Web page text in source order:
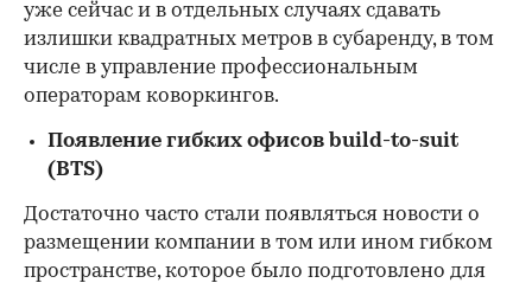
уже сейчас и в отдельных случаях сдавать
излишки квадратных метров в субаренду, в том
числе в управление профессиональным
операторам коворкингов.
Появление гибких офисов build-to-suit
(BTS)
Достаточно часто стали появляться новости о
размещении компании в том или ином гибком
пространстве, которое было подготовлено для